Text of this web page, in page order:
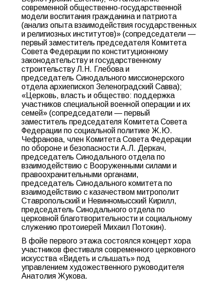
современной общественно-государственной
модели воспитания гражданина и патриота
(анализ опыта взаимодействия государственных
и религиозных институтов)» (сопредседатели —
первый заместитель председателя Комитета
Совета Федерации по конституционному
законодательству и государственному
строительству Л.Н. Глебова и
председатель Синодального миссионерского
отдела архиепископ Зеленоградский Савва);
«Церковь, власть и общество: поддержка
участников специальной военной операции и их
семей» (сопредседатели — первый
заместитель председателя Комитета Совета
Федерации по социальной политике Ж.Ю.
Чефранова, член Комитета Совета Федерации
по обороне и безопасности А.Л. Деркач,
председатель Синодального отдела по
взаимодействию с Вооруженными силами и
правоохранительными органами,
председатель Синодального комитета по
взаимодействию с казачеством митрополит
Ставропольский и Невинномысский Кирилл,
председатель Синодального отдела по
церковной благотворительности и социальному
служению протоиерей Михаил Потокин).
В фойе первого этажа состоялся концерт хора
участников фестиваля современного церковного
искусства «Видеть и слышать» под
управлением художественного руководителя
Анатолия Жукова.